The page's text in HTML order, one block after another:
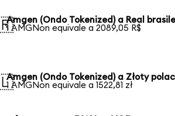
Amgen (Ondo Tokenized) a Real
1 AMGNon equivale a 2089,05 R$
Amgen (Ondo Tokenized) a Złoty
1 AMGNon equivale a 1522,81 zł